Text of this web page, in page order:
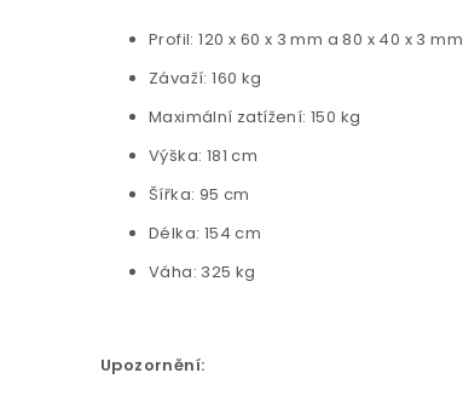
Profil: 120 x 60 x 3 mm a 80 x 40 x 3 mm
Závaží: 160 kg
Maximální zatížení: 150 kg
Výška: 181 cm
Šířka: 95 cm
Délka: 154 cm
Váha: 325 kg
Upozornění: